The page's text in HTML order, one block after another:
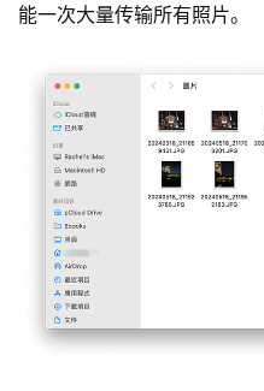
能一次大量传输所有照片。